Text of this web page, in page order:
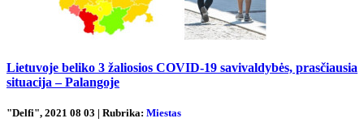
Lietuvoje beliko 3 žaliosios COVID-19 savivaldybės, prasčiausia
situacija – Palangoje
"Delfi", 2021 08 03 | Rubrika: Miestas